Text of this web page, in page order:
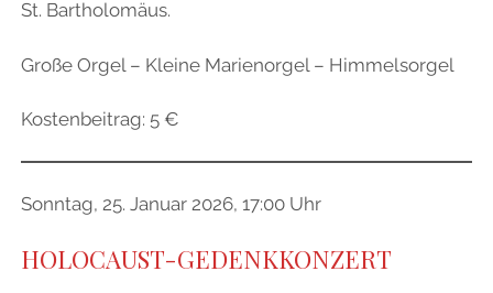
St. Bartholomäus.
Große Orgel – Kleine Marienorgel – Himmelsorgel
Kostenbeitrag: 5 €
Sonntag, 25. Januar 2026, 17:00 Uhr
HOLOCAUST-GEDENKKONZERT